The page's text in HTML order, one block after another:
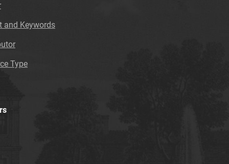
Azotowych im. Feliksa Dzierżyńskiego w
Tarnowie. 1984, nr 14
Azotowych im. Feliksa Dzierżyńskiego w
and Keywords
Type